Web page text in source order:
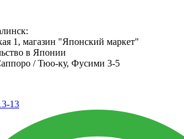
1, магазин "Японский маркет"
в Японии
/ Тюо-ку, Фусими 3-5
13